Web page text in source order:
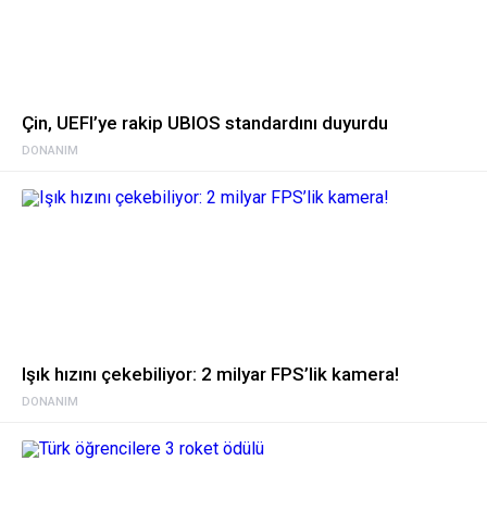
DONANIM
Çin, UEFI’ye rakip UBIOS standardını duyurdu
DONANIM
Işık hızını çekebiliyor: 2 milyar FPS’lik kamera!